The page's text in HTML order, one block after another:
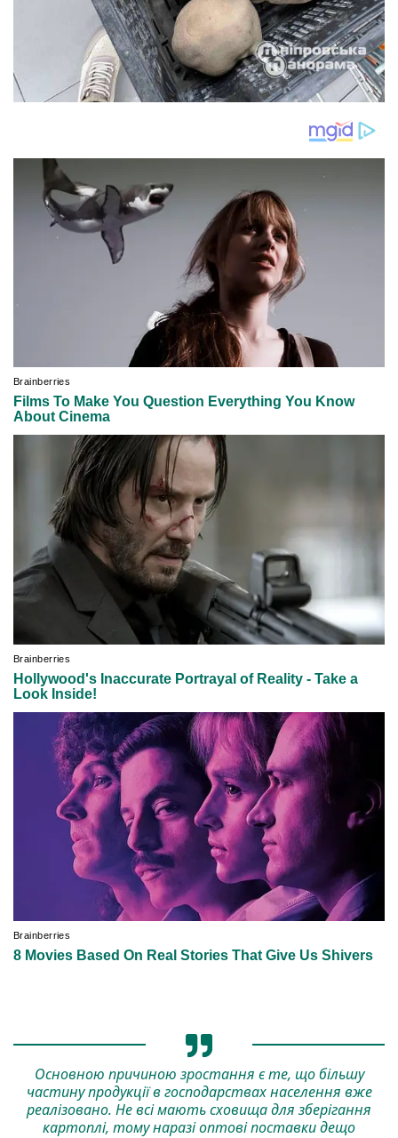
Основною причиною зростання є те, що більшу
частину продукції в господарствах населення вже
реалізовано. Не всі мають сховища для зберігання
картоплі, тому наразі оптові поставки дещо